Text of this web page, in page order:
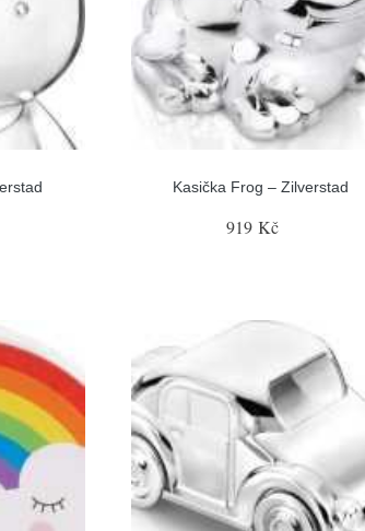
Kasička Frog – Zilverstad
919 Kč